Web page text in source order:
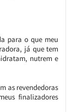
para o que meu
já que tem
nutrem e
as revendedoras
finalizadores